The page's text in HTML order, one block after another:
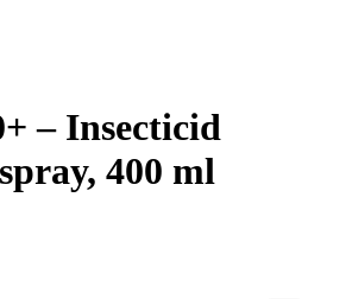
– Insecticid
400 ml